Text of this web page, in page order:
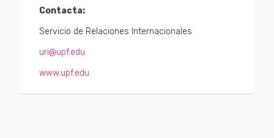
Contacta:
Servicio de Relaciones Internacionales
uri@upf.edu
www.upf.edu